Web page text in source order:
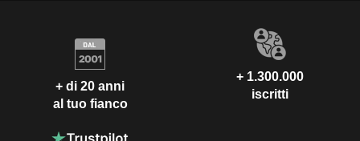
+ di 20 anni
al tuo fianco
+ 1.300.000
iscritti